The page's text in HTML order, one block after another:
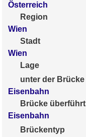
Österreich
Region
Wien
Stadt
Wien
Lage
unter der Brücke
Eisenbahn
Brücke überführt
Eisenbahn
Brückentyp